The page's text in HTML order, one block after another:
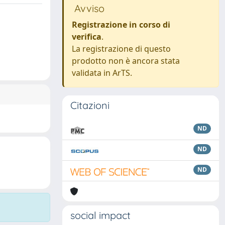
Avviso
Registrazione in corso di
verifica.
La registrazione di questo
prodotto non è ancora stata
validata in ArTS.
Citazioni
ND
ND
ND
social impact